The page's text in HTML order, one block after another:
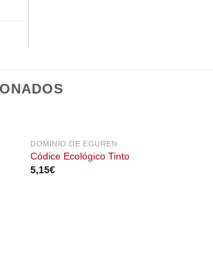
DOMINIO DE EGUREN
Códice Ecológico Tinto
5,15€